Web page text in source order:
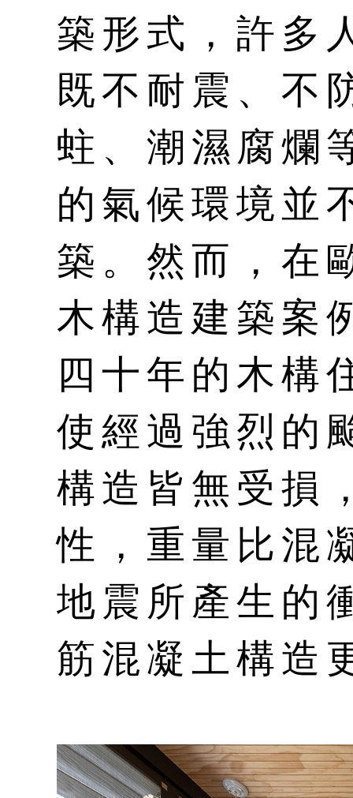
築形式，許多
既不耐震、不
蛀、潮濕腐爛
的氣候環境並
築。然而，在
木構造建築案
四十年的木構
使經過強烈的
構造皆無受損
性，重量比混
地震所產生的
筋混凝土構造